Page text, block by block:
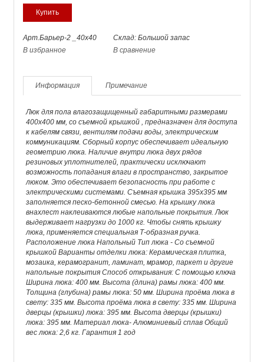
Арт.Барьер-2 _40х40
Склад: Большой запас
В избранное
В сравнение
Информация Примечание
Люк для пола влагозащищенный габаритными размерами
400х400 мм, со съемной крышкой , предназначен для доступа
к кабелям связи, вентилям подачи воды, электрическим
коммуникациям. Сборный корпус обеспечивает идеальную
геометрию люка. Наличие внутри люка двух рядов
резиновых уплотнителей, практически исключают
возможность попадания влаги в пространство, закрытое
люком. Это обеспечивает безопасность при работе с
электрическими системами. Съемная крышка 395х395 мм
заполняется песко-бетонной смесью. На крышку люка
внахлест наклеиваются любые напольные покрытия. Люк
выдерживает нагрузки до 1000 кг. Чтобы снять крышку
люка, применяется специальная Т-образная ручка.
Расположение люка Напольный Тип люка - Со съемной
крышкой Варианты отделки люка: Керамическая плитка,
мозаика, керамогранит, ламинат, мрамор, паркет и другие
напольные покрытия Способ открывания: C помощью ключа
Ширина люка: 400 мм. Высота (длина) рамы люка: 400 мм.
Толщина (глубина) рамы люка: 50 мм. Ширина проёма люка в
свету: 335 мм. Высота проёма люка в свету: 335 мм. Ширина
дверцы (крышки) люка: 395 мм. Высота дверцы (крышки)
люка: 395 мм. Материал люка- Алюминиевый сплав Общий
вес люка: 2,6 кг. Гарантия 1 год